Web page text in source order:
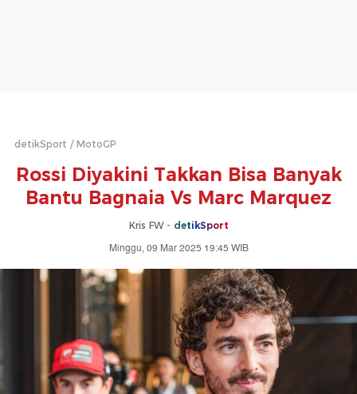
detikSport MotoGP
Rossi Diyakini Takkan Bisa Banyak
Bantu Bagnaia Vs Marc Marquez
Kris FW - detikSport
Minggu, 09 Mar 2025 19:45 WIB